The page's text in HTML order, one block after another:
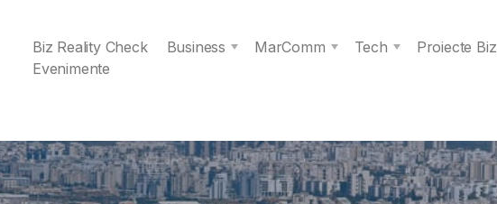
Biz Reality Check Business MarComm Tech
Proiecte Biz
Evenimente